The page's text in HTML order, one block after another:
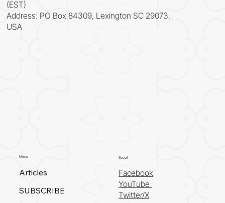
(EST)
Address: PO Box 84309, Lexington SC 29073,
USA
Menu
Articles
SUBSCRIBE
Social
Facebook
YouTube
Twitter/X